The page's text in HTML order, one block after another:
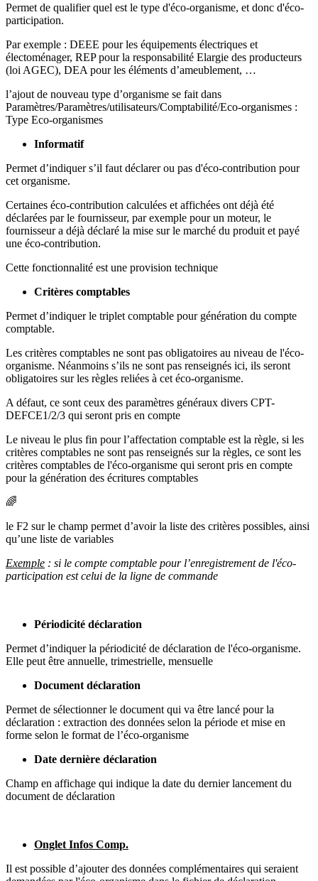
Permet de qualifier quel est le type d'éco-organisme, et donc d'éco-
participation.
Par exemple : DEEE pour les équipements électriques et
électoménager, REP pour la responsabilité Elargie des producteurs
(loi AGEC), DEA pour les éléments d’ameublement, …
l’ajout de nouveau type d’organisme se fait dans
Paramètres/Paramètres/utilisateurs/Comptabilité/Eco-organismes :
Type Eco-organismes
Informatif
Permet d’indiquer s’il faut déclarer ou pas d'éco-contribution pour
cet organisme.
Certaines éco-contribution calculées et affichées ont déjà été
déclarées par le fournisseur, par exemple pour un moteur, le
fournisseur a déjà déclaré la mise sur le marché du produit et payé
une éco-contribution.
Cette fonctionnalité est une provision technique
Critères comptables
Permet d’indiquer le triplet comptable pour génération du compte
comptable.
Les critères comptables ne sont pas obligatoires au niveau de l'éco-
organisme. Néanmoins s’ils ne sont pas renseignés ici, ils seront
obligatoires sur les règles reliées à cet éco-organisme.
A défaut, ce sont ceux des paramètres généraux divers CPT-
DEFCE1/2/3 qui seront pris en compte
Le niveau le plus fin pour l’affectation comptable est la règle, si les
critères comptables ne sont pas renseignés sur la règles, ce sont les
critères comptables de l'éco-organisme qui seront pris en compte
pour la génération des écritures comptables
🌈
le F2 sur le champ permet d’avoir la liste des critères possibles, ainsi
qu’une liste de variables
Exemple : si le compte comptable pour l’enregistrement de l'éco-
participation est celui de la ligne de commande
Périodicité déclaration
Permet d’indiquer la périodicité de déclaration de l'éco-organisme.
Elle peut être annuelle, trimestrielle, mensuelle
Document déclaration
Permet de sélectionner le document qui va être lancé pour la
déclaration : extraction des données selon la période et mise en
forme selon le format de l’éco-organisme
Date dernière déclaration
Champ en affichage qui indique la date du dernier lancement du
document de déclaration
Onglet Infos Comp.
Il est possible d’ajouter des données complémentaires qui seraient